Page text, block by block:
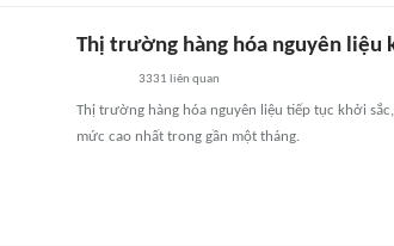
Thị trường hàng hóa nguyên liệu
3331 liên quan
Thị trường hàng hóa nguyên liệu tiếp tục khởi
mức cao nhất trong gần một tháng.